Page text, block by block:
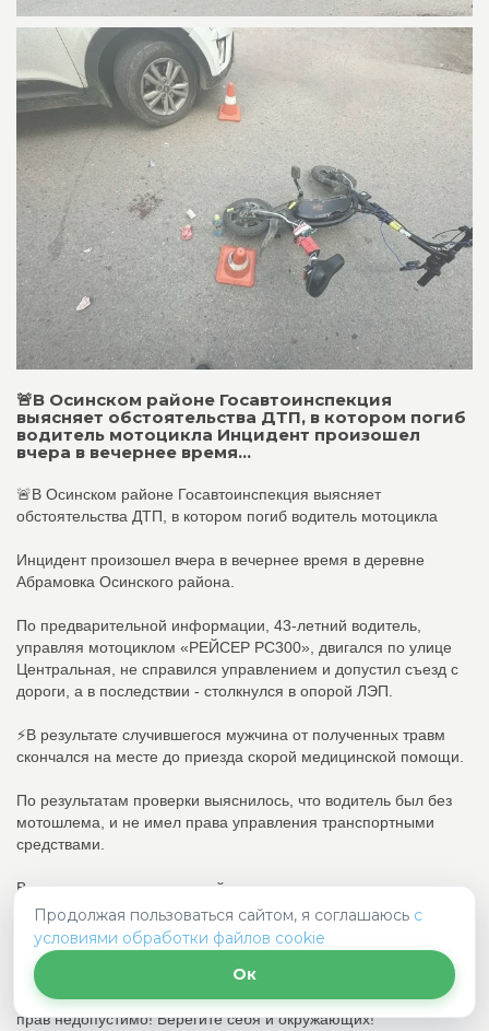
🚨В Осинском районе Госавтоинспекция
выясняет обстоятельства ДТП, в котором погиб
водитель мотоцикла Инцидент произошел
вчера в вечернее время...
🚨В Осинском районе Госавтоинспекция выясняет
обстоятельства ДТП, в котором погиб водитель мотоцикла
Инцидент произошел вчера в вечернее время в деревне
Абрамовка Осинского района.
По предварительной информации, 43-летний водитель,
управляя мотоциклом «РЕЙСЕР РС300», двигался по улице
Центральная, не справился управлением и допустил съезд с
дороги, а в последствии - столкнулся в опорой ЛЭП.
⚡️В результате случившегося мужчина от полученных травм
скончался на месте до приезда скорой медицинской помощи.
По результатам проверки выяснилось, что водитель был без
мотошлема, и не имел права управления транспортными
средствами.
В настоящее время полицейскими проводятся мероприятия,
направленные на установление всех причин и условий
произошедшего.
❗️Уважаемые участники дорожного движения Госавтоинспекция
напоминает, что управление транспортными средствами без
прав недопустимо! Берегите себя и окружающих!
Продолжая пользоваться сайтом, я соглашаюсь с
условиями обработки файлов cookie
Ок